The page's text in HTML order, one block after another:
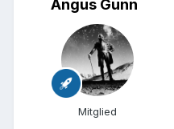
Angus Gunn
Mitglied